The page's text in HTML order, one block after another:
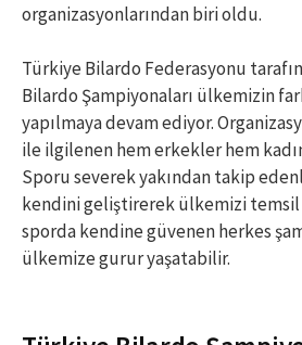
organizasyonlarından biri oldu.
Türkiye Bilardo Federasyonu
Bilardo Şampiyonaları ülkemizin
yapılmaya devam ediyor.
ile ilgilenen hem erkekler hem
Sporu severek yakından takip
kendini geliştirerek ülkemizi
sporda kendine güvenen herkes
ülkemize gurur yaşatabilir.